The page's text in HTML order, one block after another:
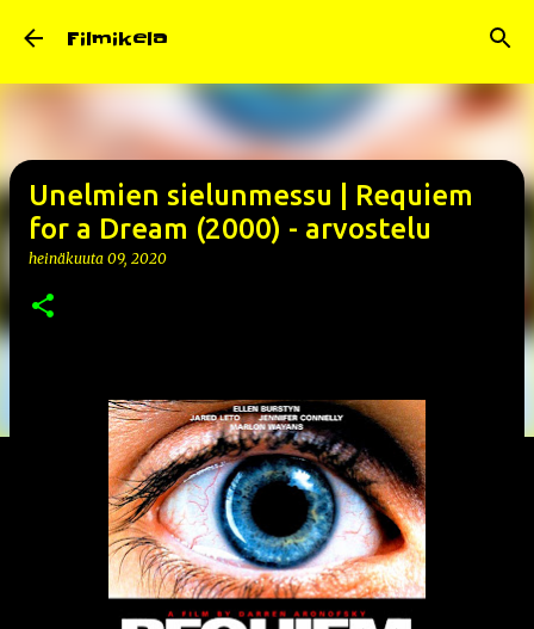
Filmikela
Unelmien sielunmessu | Requiem
for a Dream (2000) - arvostelu
heinäkuuta 09, 2020